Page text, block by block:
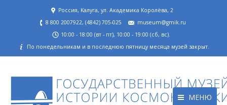
Россия, Калуга, ул. Академика Королёва, 2
8 800 2007922, (4842) 705-025
museum@gmik.ru
10:00 - 18:00 (вт - пт), 10:00 - 19:00 (сб, вс).
По понедельникам и в последнюю пятницу месяца музей закрыт.
МЕНЮ